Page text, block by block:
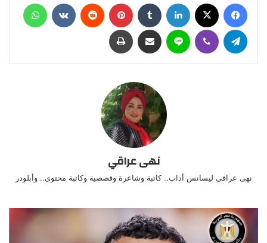
نهى عراقي
نهى عراقي ليسانس أداب.. كاتبة وشاعرة وقصصية وكاتبة محتوى.. وأبلودر